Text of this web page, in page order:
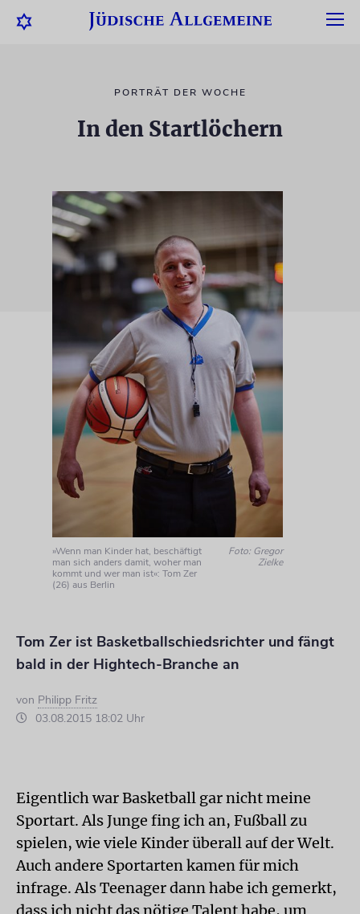
PORTRÄT DER WOCHE
In den Startlöchern
»Wenn man Kinder hat, beschäftigt
man sich anders damit, woher man
kommt und wer man ist«: Tom Zer
(26) aus Berlin
Foto: Gregor
Zielke
Tom Zer ist Basketballschiedsrichter und fängt
bald in der Hightech-Branche an
von Philipp Fritz
03.08.2015 18:02 Uhr
Eigentlich war Basketball gar nicht meine
Sportart. Als Junge fing ich an, Fußball zu
spielen, wie viele Kinder überall auf der Welt.
Auch andere Sportarten kamen für mich
infrage. Als Teenager dann habe ich gemerkt,
dass ich nicht das nötige Talent habe, um